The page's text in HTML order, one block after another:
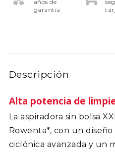
años de
garantía
Descripción
Alta potencia de
La aspiradora sin bolsa
Rowenta*, con un
ciclónica avanzada y un